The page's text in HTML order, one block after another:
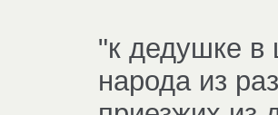
"к дедушке в
народа из